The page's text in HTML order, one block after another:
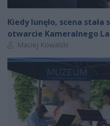
Kiedy lunęło, scena
otwarcie Kameralnego
Autor artykułu:
Maciej Kowalski